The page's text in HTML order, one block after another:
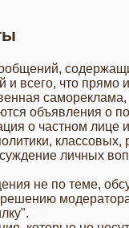
и всего, что
объявления о
о частном лице
классовых,
личных
не по теме,